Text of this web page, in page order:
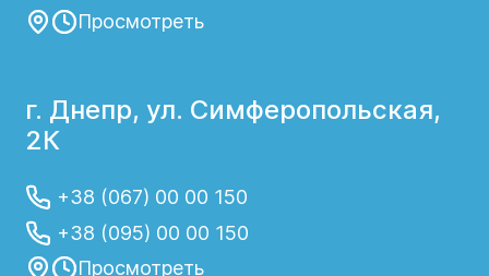
Просмотреть
г. Днепр, ул. Симферопольская,
2К
+38 (067) 00 00 150
+38 (095) 00 00 150
Просмотреть